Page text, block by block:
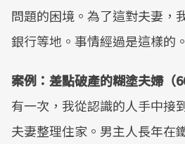
問題的困境。為了這對夫妻，
銀行等地。事情經過是這樣的。
案例：差點破產的糊塗夫婦（
有一次，我從認識的人手中接
夫妻整理住家。男主人長年在